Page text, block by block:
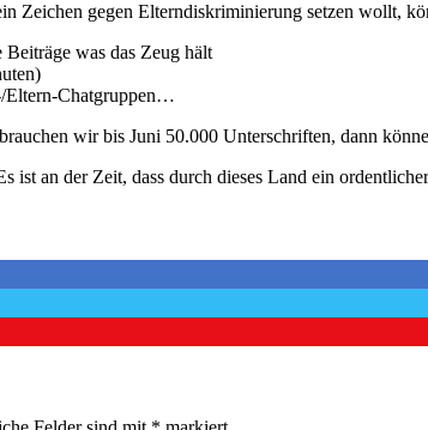
Zeichen gegen Elterndiskriminierung setzen wollt,
was das Zeug hält
Eltern-Chatgruppen…
wir bis Juni 50.000 Unterschriften, dann
ist an der Zeit, dass durch dieses Land ein